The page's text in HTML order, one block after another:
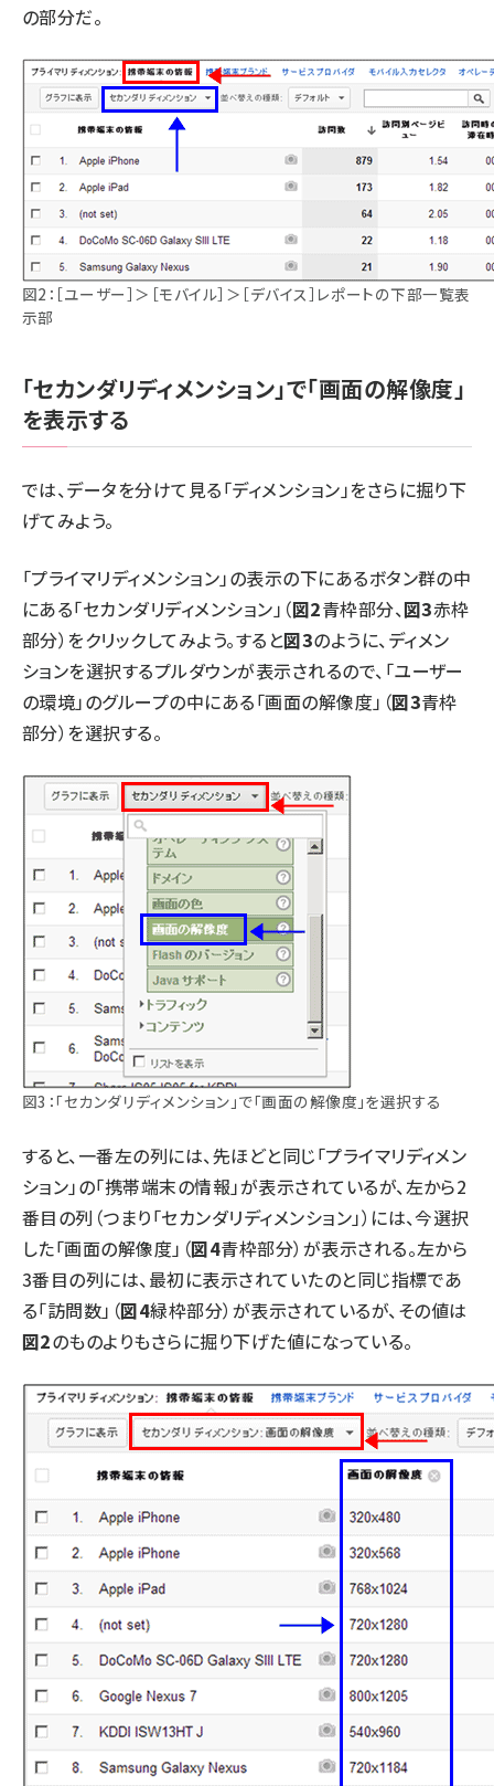
の部分だ。
図2：［ユーザー］＞［モバイル］＞［デバイス］レポートの下部一覧表
示部
「セカンダリディメンション」で「画面の解像度」
を表示する
では、データを分けて見る「ディメンション」をさらに掘り下
げてみよう。
「プライマリディメンション」の表示の下にあるボタン群の中
にある「セカンダリディメンション」（図2青枠部分、図3赤枠
部分）をクリックしてみよう。すると図3のように、ディメン
ションを選択するプルダウンが表示されるので、「ユーザー
の環境」のグループの中にある「画面の解像度」（図3青枠
部分）を選択する。
図3：「セカンダリディメンション」で「画面の解像度」を選択する
すると、一番左の列には、先ほどと同じ「プライマリディメン
ション」の「携帯端末の情報」が表示されているが、左から2
番目の列（つまり「セカンダリディメンション」）には、今選択
した「画面の解像度」（図4青枠部分）が表示される。左から
3番目の列には、最初に表示されていたのと同じ指標であ
る「訪問数」（図4緑枠部分）が表示されているが、その値は
図2のものよりもさらに掘り下げた値になっている。